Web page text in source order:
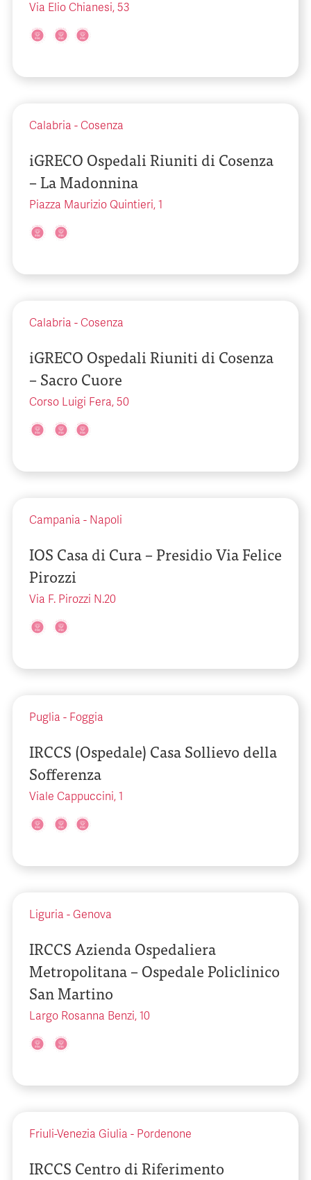
Via Elio Chianesi, 53
Calabria - Cosenza
iGRECO Ospedali Riuniti di Cosenza
– La Madonnina
Piazza Maurizio Quintieri, 1
Calabria - Cosenza
iGRECO Ospedali Riuniti di Cosenza
– Sacro Cuore
Corso Luigi Fera, 50
Campania - Napoli
IOS Casa di Cura – Presidio Via Felice
Pirozzi
Via F. Pirozzi N.20
Puglia - Foggia
IRCCS (Ospedale) Casa Sollievo della
Sofferenza
Viale Cappuccini, 1
Liguria - Genova
IRCCS Azienda Ospedaliera
Metropolitana – Ospedale Policlinico
San Martino
Largo Rosanna Benzi, 10
Friuli-Venezia Giulia - Pordenone
IRCCS Centro di Riferimento